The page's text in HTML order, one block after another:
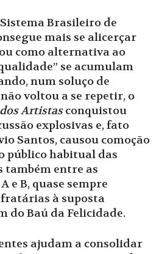
Brasileiro de
mais se alicerçar
como alternativa ao
se acumulam
num soluço de
voltou a se repetir, o
dos Artistasconquistou
explosivas e, fato
Santos, causou comoção
público habitual das
também entre as
e B, quase sempre
à suposta
do Baú da Felicidade.
ajudam a consolidar